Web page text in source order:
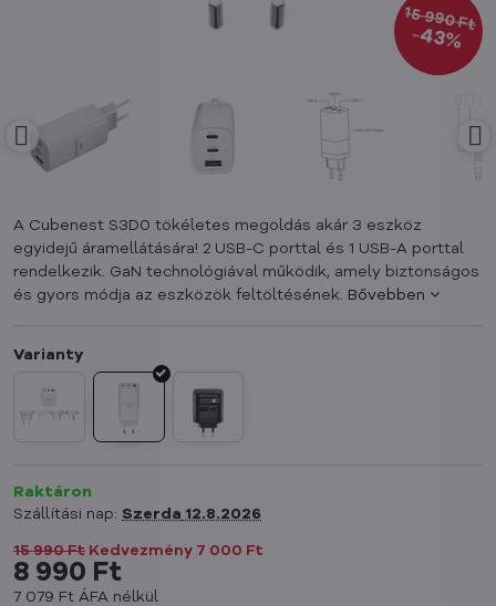
15 990 Ft
43%
A Cubenest S3D0 tökéletes megoldás akár 3 eszköz
egyidejű áramellátására! 2 USB-C porttal és 1 USB-A porttal
rendelkezik. GaN technológiával működik, amely biztonságos
és gyors módja az eszközök feltöltésének. Bővebben
Raktáron
Szállítási nap: Szerda 12.8.2026
15 990 Ft Kedvezmény 7 000 Ft
8 990 Ft
7 079 Ft ÁFA nélkül